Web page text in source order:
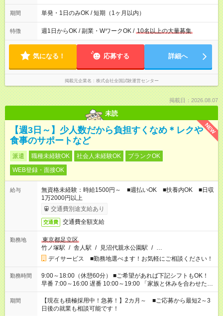
間は 試験により異なります。
期間 単発・1日のみOK / 短期（1ヶ月以内）
特徴 週1日からOK / 副業・WワークOK / 10名以上の大量募集
気になる！ 応募する 詳細へ
掲載元企業名 株式会社全国試験運営センター
掲載日：2026.08.07
未読
NEW
【週3日～】少人数だから負担すくなめ＊レクや
食事のサポートなど
派遣 職種未経験OK 社会人未経験OK
ブランクOK
WEB登録・面接OK
給与
無資格未経験：時給1500円～ ■週払いOK ■扶養内OK ■日収
1万2000円以上
交通費別途支給あり
交通費 交通費全額支給
勤務地
東京都足立区
竹ノ塚駅 / 舎人駅 / 見沼代親水公園駅 / …
デイサービス ■勤務地選べます！お気軽にご相談ください！
勤務時間
9:00～18:00（休憩60分） ■ご希望があれば下記シフトもOK！
早番 7:00～16:00 遅番 10:00～19:00 「家族と休みを合わせた
い」 「余裕を持って夕飯の準備がしたい」 「できれば残業はし
たくない」 など、ご希望を教えてくださいね。 ※Wワーク希望
の方へ 今ご覧のお仕事で希望する勤務時間と、もう1つのお仕事
期間
【現在も積極採用中！急募！】2カ月～ ■ご応募から最短2～3
日後の就業も相談可能です！